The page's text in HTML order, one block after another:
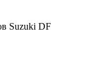
Suzuki DF